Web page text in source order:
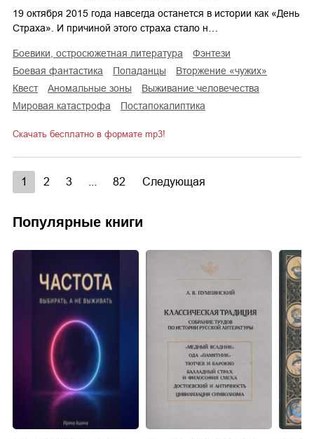
19 октября 2015 года навсегда останется в истории как «День
Страха». И причиной этого страха стало н…
боевики, остросюжетная литература
фэнтези
боевая фантастика
попаданцы
вторжение «чужих»
квест
аномальные зоны
выживание человечества
мировая катастрофа
постапокалиптика
Скачать бесплатно в формате mp3!
1 2 3 82 Следующая
Популярные книги